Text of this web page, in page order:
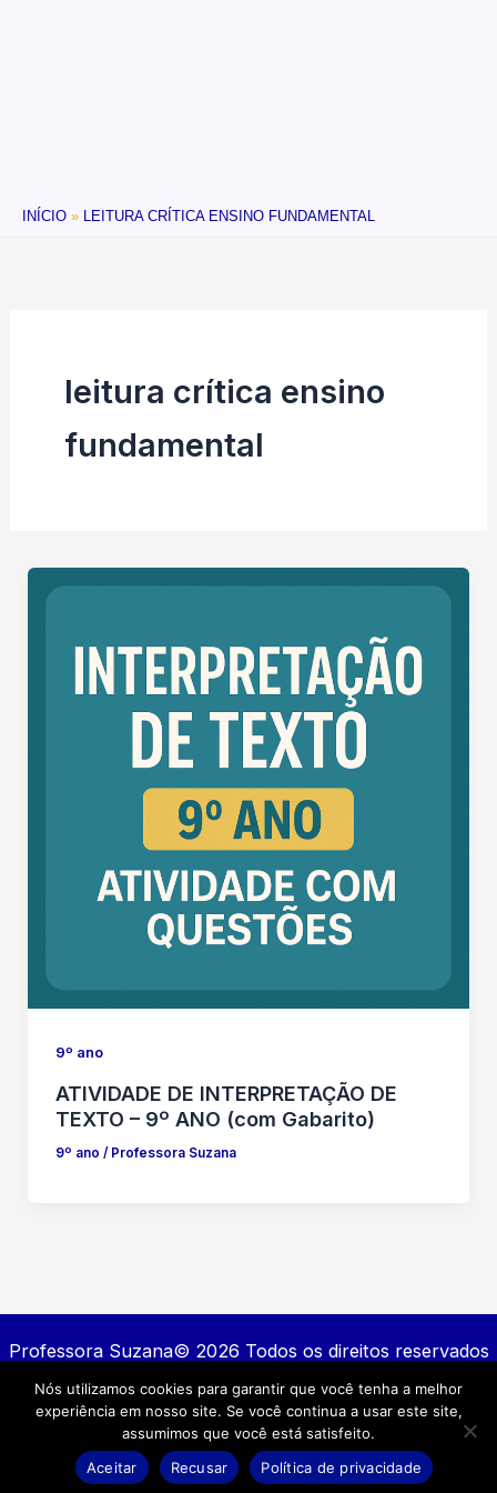
INÍCIO LEITURA CRÍTICA ENSINO FUNDAMENTAL
leitura crítica ensino
fundamental
9º ano
ATIVIDADE DE INTERPRETAÇÃO DE
TEXTO – 9º ANO (com Gabarito)
9º ano / Professora Suzana
Professora Suzana© 2026 Todos os direitos reservados
Contato
Política de privacidade
Termos e Condições
Nós utilizamos cookies para garantir que você tenha a melhor
experiência em nosso site. Se você continua a usar este site,
assumimos que você está satisfeito.
Aceitar
Recusar Política de privacidade